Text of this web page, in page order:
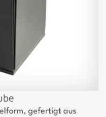
gefertigt aus